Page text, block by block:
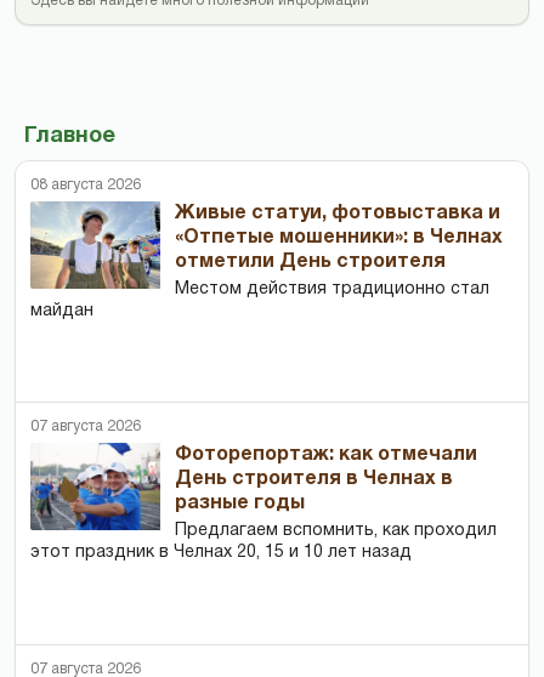
Главное
08 августа 2026
Живые статуи, фотовыставка и
«Отпетые мошенники»: в Челнах
отметили День строителя
Местом действия традиционно стал
майдан
07 августа 2026
Фоторепортаж: как отмечали
День строителя в Челнах в
разные годы
Предлагаем вспомнить, как проходил
этот праздник в Челнах 20, 15 и 10 лет назад
07 августа 2026